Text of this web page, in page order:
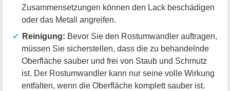
Zusammensetzungen können den Lack beschädigen
oder das Metall angreifen.
Reinigung: Bevor Sie den Rostumwandler auftragen,
müssen Sie sicherstellen, dass die zu behandelnde
Oberfläche sauber und frei von Staub und Schmutz
ist. Der Rostumwandler kann nur seine volle Wirkung
entfalten, wenn die Oberfläche komplett sauber ist.